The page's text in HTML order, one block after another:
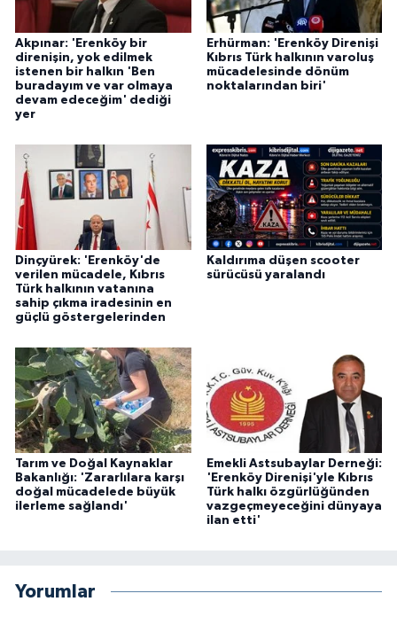
Akpınar: 'Erenköy bir
direnişin, yok edilmek
istenen bir halkın 'Ben
buradayım ve var olmaya
devam edeceğim' dediği
yer
Erhürman: 'Erenköy Direnişi
Kıbrıs Türk halkının varoluş
mücadelesinde dönüm
noktalarından biri'
Dinçyürek: 'Erenköy'de
verilen mücadele, Kıbrıs
Türk halkının vatanına
sahip çıkma iradesinin en
güçlü göstergelerinden
Kaldırıma düşen scooter
sürücüsü yaralandı
Tarım ve Doğal Kaynaklar
Bakanlığı: 'Zararlılara karşı
doğal mücadelede büyük
ilerleme sağlandı'
Emekli Astsubaylar Derneği:
'Erenköy Direnişi'yle Kıbrıs
Türk halkı özgürlüğünden
vazgeçmeyeceğini dünyaya
ilan etti'
Yorumlar